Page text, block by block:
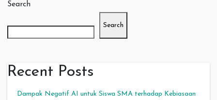
Search
Search
Recent Posts
Dampak Negatif AI untuk Siswa SMA terhadap Kebiasaan